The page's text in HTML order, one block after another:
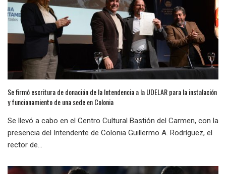
Se firmó escritura de donación de la Intendencia a la UDELAR para la instalación
y funcionamiento de una sede en Colonia
Se llevó a cabo en el Centro Cultural Bastión del Carmen, con la
presencia del Intendente de Colonia Guillermo A. Rodríguez, el
rector de...